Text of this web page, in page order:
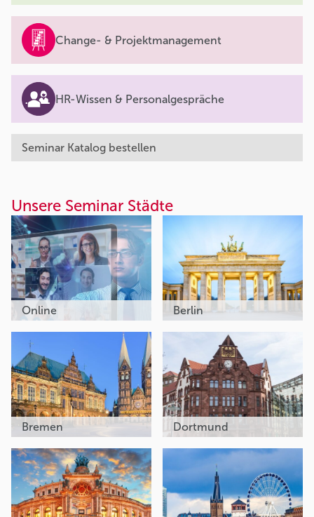
Change- & Projektmanagement
HR-Wissen & Personalgespräche
Seminar Katalog bestellen
Unsere Seminar Städte
Online Berlin
Bremen Dortmund